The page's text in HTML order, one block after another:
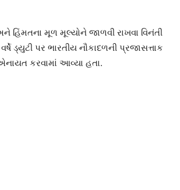
હિંમતના મૂળ મૂલ્યોને જાળવી રાખવા વિનંતી
પર ભારતીય નૌકાદળની પ્રજાસત્તાક
કરવામાં આવ્યા હતા.